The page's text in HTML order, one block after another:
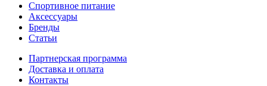
Спортивное питание
Аксессуары
Бренды
Статьи
Партнерская программа
Доставка и оплата
Контакты